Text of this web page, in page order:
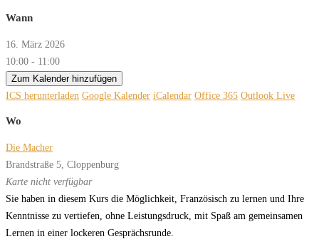
Wann
16. März 2026
10:00 - 11:00
Zum Kalender hinzufügen
ICS herunterladen Google Kalender iCalendar Office 365 Outlook Live
Wo
Die Macher
Brandstraße 5, Cloppenburg
Karte nicht verfügbar
Sie haben in diesem Kurs die Möglichkeit, Französisch zu lernen und Ihre
Kenntnisse zu vertiefen, ohne Leistungsdruck mit Spaß am gemeinsamen
Lernen in einer lockeren Gesprächsrunde